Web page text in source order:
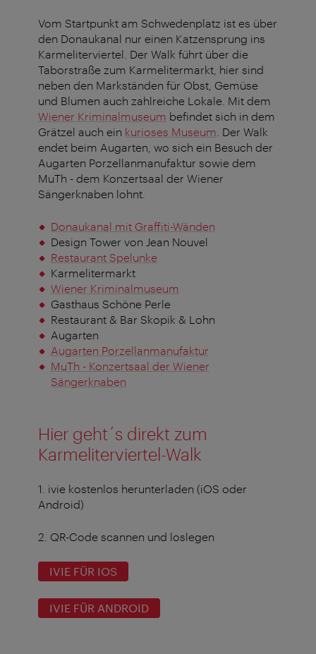
Vom Startpunkt am Schwedenplatz ist es über
den Donaukanal nur einen Katzensprung ins
Karmeliterviertel. Der Walk führt über die
Taborstraße zum Karmelitermarkt, hier sind
neben den Markständen für Obst, Gemüse
und Blumen auch zahlreiche Lokale. Mit dem
Wiener Kriminalmuseum befindet sich in dem
Grätzel auch ein kurioses Museum . Der Walk
endet beim Augarten, wo sich ein Besuch der
Augarten Porzellanmanufaktur sowie dem
MuTh - dem Konzertsaal der Wiener
Sängerknaben lohnt.
Donaukanal mit Graffiti-Wänden
Design Tower von Jean Nouvel
Restaurant Spelunke
Karmelitermarkt
Wiener Kriminalmuseum
Gasthaus Schöne Perle
Restaurant & Bar Skopik & Lohn
Augarten
Augarten Porzellanmanufaktur
MuTh - Konzertsaal der Wiener
Sängerknaben
Hier geht´s direkt zum
Karmeliterviertel-Walk
1. ivie kostenlos herunterladen (iOS oder
Android)
2. QR-Code scannen und loslegen
IVIE FÜR IOS
IVIE FÜR ANDROID